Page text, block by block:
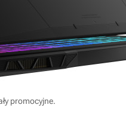
promocyjne.